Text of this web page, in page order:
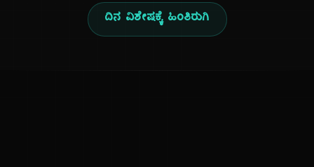
ದಿನ ವಿಶೇಷಕ್ಕೆ ಹಿಂತಿರುಗಿ